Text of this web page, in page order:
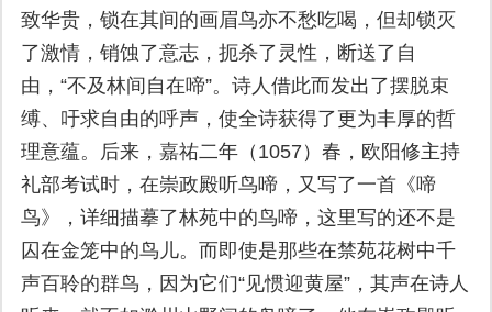
致华贵，锁在其间的画眉鸟亦不愁吃喝，但却锁灭
了激情，销蚀了意志，扼杀了灵性，断送了自
由，“不及林间自在啼”。诗人借此而发出了摆脱束
缚、吁求自由的呼声，使全诗获得了更为丰厚的哲
理意蕴。后来，嘉祐二年（1057）春，欧阳修主持
礼部考试时，在崇政殿听鸟啼，又写了一首《啼
鸟》，详细描摹了林苑中的鸟啼，这里写的还不是
囚在金笼中的鸟儿。而即使是那些在禁苑花树中千
声百聆的群鸟，因为它们“见惯迎黄屋”，其声在诗人